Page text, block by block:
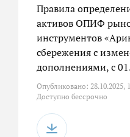
Правила
активов ОПИФ
инструментов
сбережения с
дополнениями, с
Опубликовано: 28.10.2025,
Доступно бессрочно